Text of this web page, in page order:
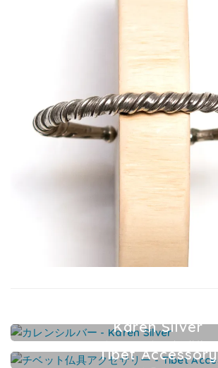
Karen Silver
カレンシルバーアクセサリー
Tibet Accessory